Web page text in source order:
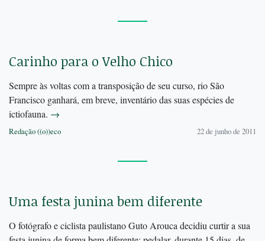
Carinho para o Velho Chico
Sempre às voltas com a transposição de seu curso, rio São
Francisco ganhará, em breve, inventário das suas espécies de
ictiofauna. →
Redação ((o))eco 22 de junho de 2011
Uma festa junina bem diferente
O fotógrafo e ciclista paulistano Guto Arouca decidiu curtir a sua